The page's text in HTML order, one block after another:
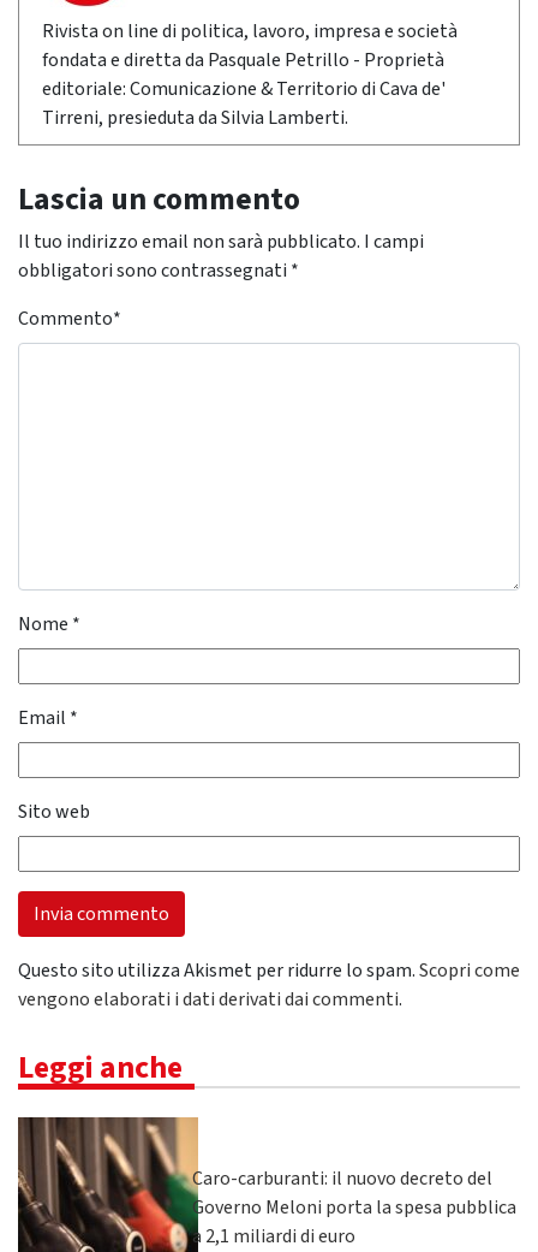
Rivista on line di politica, lavoro, impresa e società
fondata e diretta da Pasquale Petrillo - Proprietà
editoriale: Comunicazione & Territorio di Cava de'
Tirreni, presieduta da Silvia Lamberti.
Lascia un commento
Il tuo indirizzo email non sarà pubblicato. I campi
obbligatori sono contrassegnati *
Commento*
Nome *
Email *
Sito web
Questo sito utilizza Akismet per ridurre lo spam.Scopri come
vengono elaborati i dati derivati dai commenti.
Leggi anche
Caro-carburanti: il nuovo decreto del
Governo Meloni porta la spesa pubblica
a 2,1 miliardi di euro